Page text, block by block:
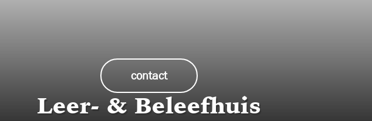
Media
Contact
contact
Leer- & Beleefhuis